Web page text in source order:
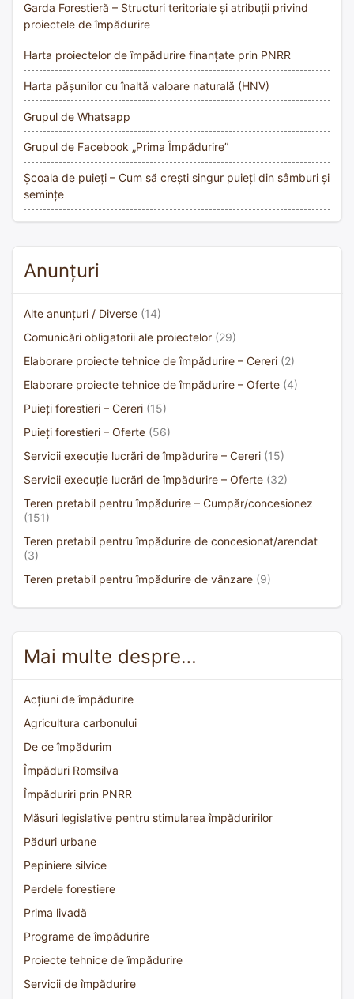
Garda Forestieră – Structuri teritoriale și atribuții privind
proiectele de împădurire
Harta proiectelor de împădurire finanțate prin PNRR
Harta pășunilor cu înaltă valoare naturală (HNV)
Grupul de Whatsapp
Grupul de Facebook „Prima Împădurire”
Școala de puieți – Cum să crești singur puieți din sâmburi și
semințe
Anunțuri
Alte anunțuri / Diverse (14)
Comunicări obligatorii ale proiectelor (29)
Elaborare proiecte tehnice de împădurire – Cereri (2)
Elaborare proiecte tehnice de împădurire – Oferte (4)
Puieți forestieri – Cereri (15)
Puieți forestieri – Oferte (56)
Servicii execuție lucrări de împădurire – Cereri (15)
Servicii execuție lucrări de împădurire – Oferte (32)
Teren pretabil pentru împădurire – Cumpăr/concesionez
(151)
Teren pretabil pentru împădurire de concesionat/arendat
(3)
Teren pretabil pentru împădurire de vânzare (9)
Mai multe despre…
Acțiuni de împădurire
Agricultura carbonului
De ce împădurim
Împăduri Romsilva
Împăduriri prin PNRR
Măsuri legislative pentru stimularea împăduririlor
Păduri urbane
Pepiniere silvice
Perdele forestiere
Prima livadă
Programe de împădurire
Proiecte tehnice de împădurire
Servicii de împădurire